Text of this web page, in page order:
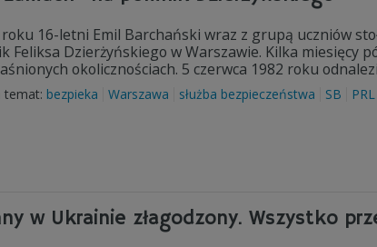
16-letni Emil Barchański wraz z grupą uczniów
Feliksa Dzierżyńskiego w Warszawie. Kilka miesięcy
okolicznościach. 5 czerwca 1982 roku
temat: bezpieka Warszawa służba bezpieczeństwa SB PRL
w Ukrainie złagodzony. Wszystko